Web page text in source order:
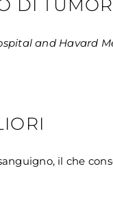
DI
and Havard
il che